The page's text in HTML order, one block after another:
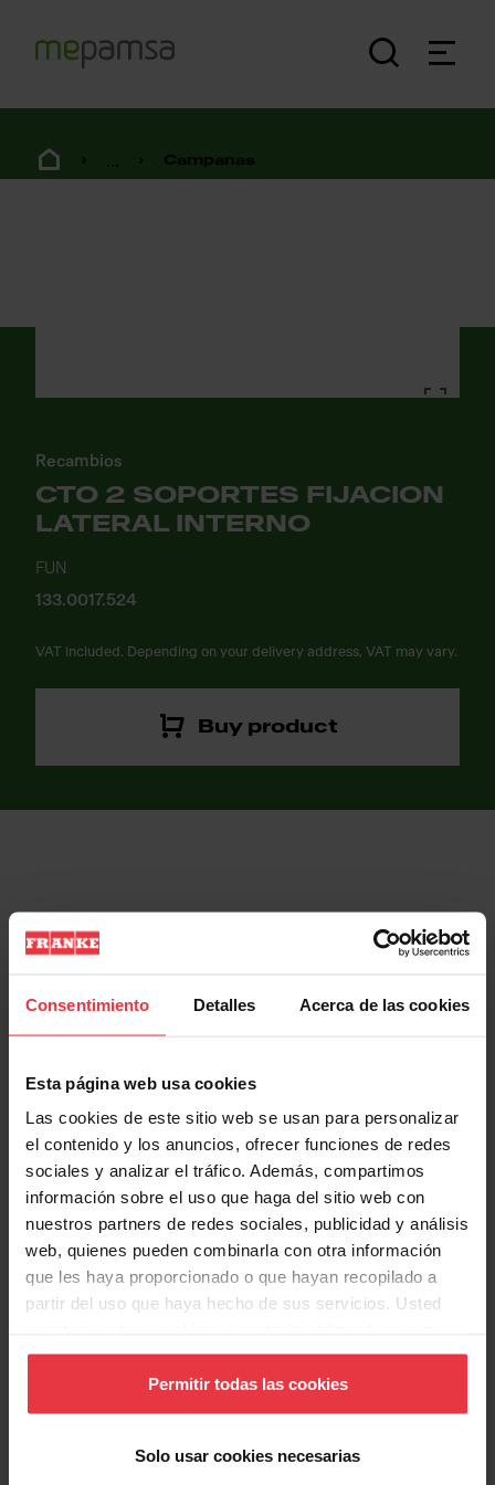
Consentimiento Detalles Acerca de las cookies
Esta página web usa cookies
Las cookies de este sitio web se usan para personalizar
el contenido y los anuncios, ofrecer funciones de redes
sociales y analizar el tráfico. Además, compartimos
información sobre el uso que haga del sitio web con
nuestros partners de redes sociales, publicidad y análisis
web, quienes pueden combinarla con otra información
que les haya proporcionado o que hayan recopilado a
partir del uso que haya hecho de sus servicios. Usted
sitio web.
Permitir todas las cookies
Solo usar cookies necesarias
... Campanas
Recambios
CTO 2 SOPORTES FIJACION
LATERAL INTERNO
FUN
133.0017.524
VAT included. Depending on your delivery address, VAT may vary.
Buy product
Información de Producto
EAN/UPC 8425622094503